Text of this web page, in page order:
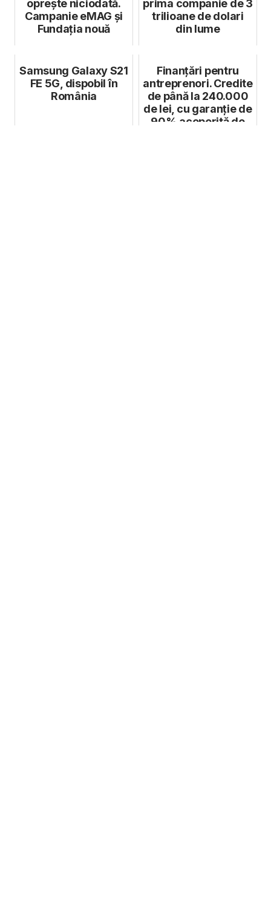
oprește niciodată.
Campanie eMAG și
Fundația nouă
prima companie de 3
trilioane de dolari
din lume
Samsung Galaxy S21
FE 5G, dispobil în
România
Finanțări pentru
antreprenori. Credite
de până la 240.000
de lei, cu garanție de
90% acoperită de